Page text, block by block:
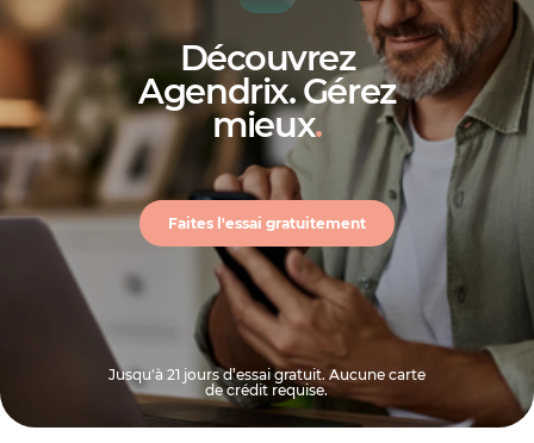
Découvrez
Agendrix. Gérez
mieux.
Faites l'essai gratuitement
Jusqu'à 21 jours d’essai gratuit. Aucune carte
de crédit requise.